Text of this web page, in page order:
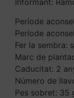
Informant:
Període
Període
Fer la sembra:
Marc de
Caducitat: 2
Número de
Pes sobret: 35